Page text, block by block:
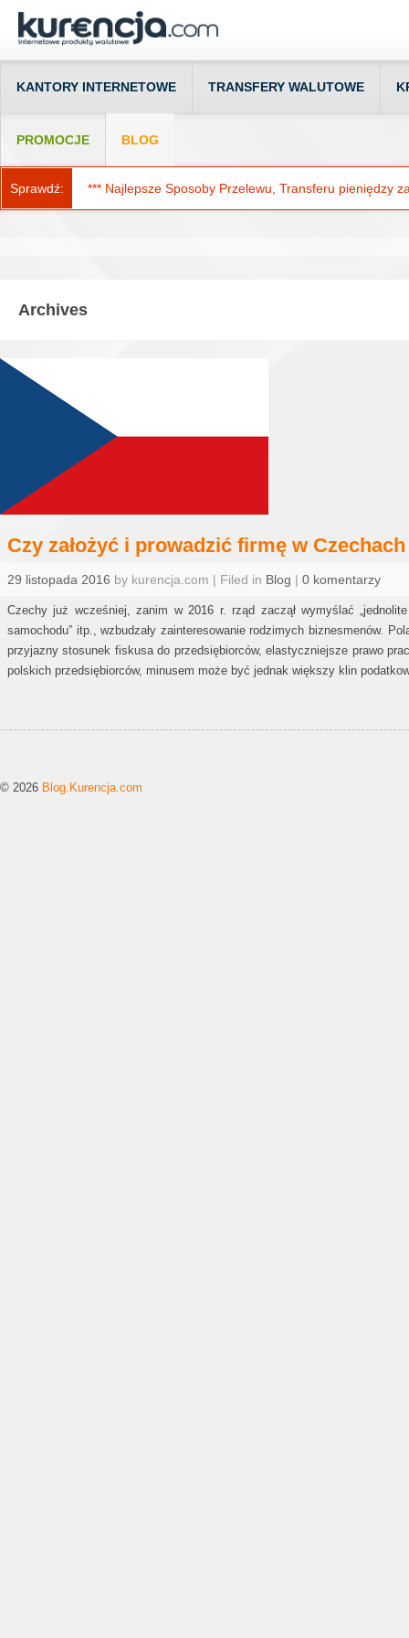
KANTORY INTERNETOWE TRANSFERY WALUTOWE
PROMOCJE BLOG
Sprawdź: *** Najlepsze Sposoby Przelewu, Transferu pieniędzy
Archives
Czy założyć i prowadzić firmę w Czechach
29 listopada 2016 by kurencja.com | Filed in Blog | 0 komentarzy
Czechy już wcześniej, zanim w 2016 r. rząd zaczął wymyślać
samochodu” itp., wzbudzały zainteresowanie rodzimych biznesmenów.
przyjazny stosunek fiskusa do przedsiębiorców, elastyczniejsze prawo
polskich przedsiębiorców, minusem może być jednak większy klin
© 2026 Blog.Kurencja.com